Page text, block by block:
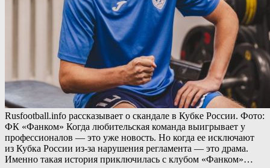
Rusfootball.info рассказывает о скандале в Кубке России. Фото:
ФК «Фанком» Когда любительская команда выигрывает у
профессионалов — это уже новость. Но когда ее исключают
из Кубка России из-за нарушения регламента — это драма.
Именно такая история приключилась с клубом «Фанком»…